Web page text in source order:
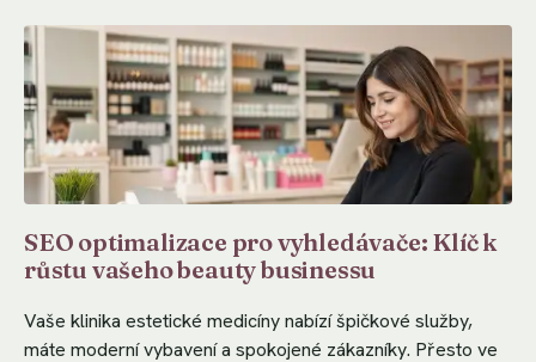
SEO optimalizace pro vyhledávače: Klíč k
růstu vašeho beauty businessu
Vaše klinika estetické medicíny nabízí špičkové služby,
máte moderní vybavení a spokojené zákazníky. Přesto ve